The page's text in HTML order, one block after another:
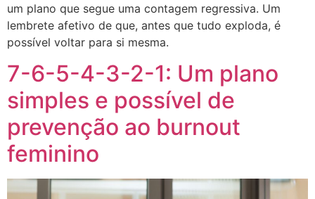
um plano que segue uma contagem regressiva. Um
lembrete afetivo de que, antes que tudo exploda, é
possível voltar para si mesma.
7-6-5-4-3-2-1: Um plano
simples e possível de
prevenção ao burnout
feminino